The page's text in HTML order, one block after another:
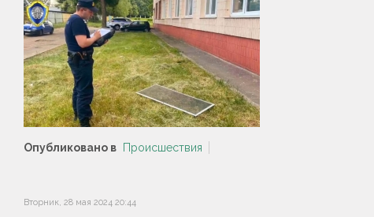
Опубликовано в Происшествия
Вторник, 28 мая 2024 20:44